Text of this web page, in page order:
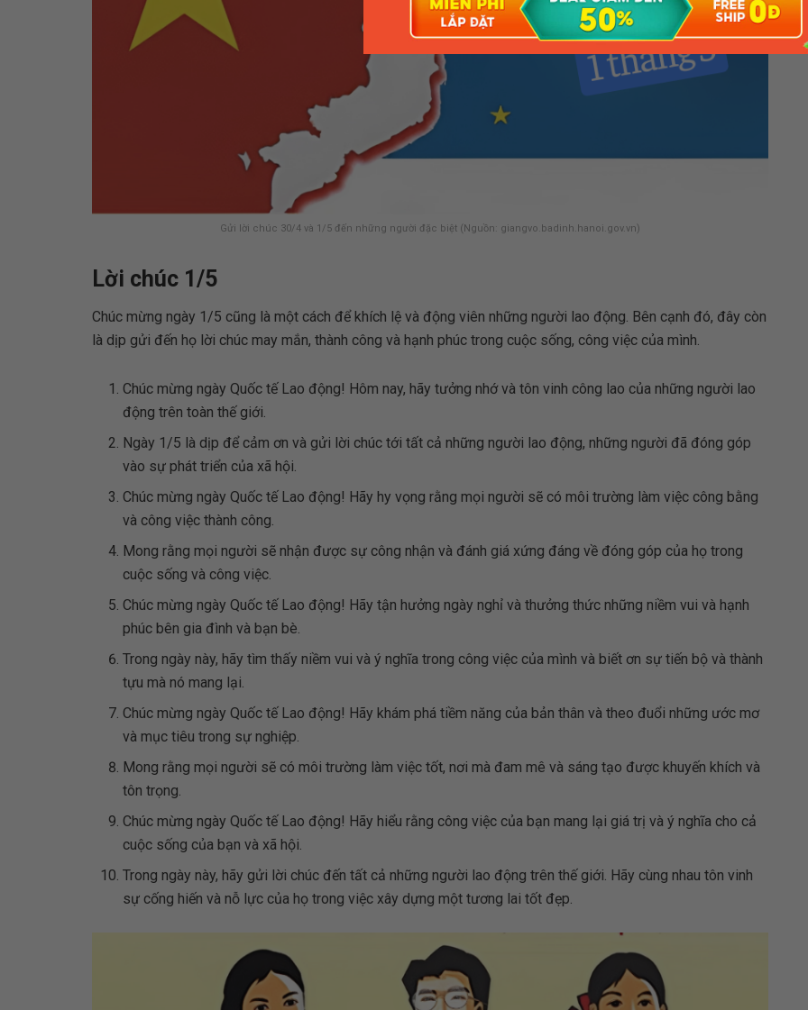
Gửi lời chúc 30/4 và 1/5 đến những người đặc biệt (Nguồn: giangvo.badinh.hanoi.gov.vn)
Lời chúc 1/5
Chúc mừng ngày 1/5 cũng là một cách để khích lệ và động viên những người lao động. Bên cạnh đó, đây còn
là dịp gửi đến họ lời chúc may mắn, thành công và hạnh phúc trong cuộc sống, công việc của mình.
Chúc mừng ngày Quốc tế Lao động! Hôm nay, hãy tưởng nhớ và tôn vinh công lao của những người lao
động trên toàn thế giới.
Ngày 1/5 là dịp để cảm ơn và gửi lời chúc tới tất cả những người lao động, những người đã đóng góp
vào sự phát triển của xã hội.
Chúc mừng ngày Quốc tế Lao động! Hãy hy vọng rằng mọi người sẽ có môi trường làm việc công bằng
và công việc thành công.
Mong rằng mọi người sẽ nhận được sự công nhận và đánh giá xứng đáng về đóng góp của họ trong
cuộc sống và công việc.
Chúc mừng ngày Quốc tế Lao động! Hãy tận hưởng ngày nghỉ và thưởng thức những niềm vui và hạnh
phúc bên gia đình và bạn bè.
Trong ngày này, hãy tìm thấy niềm vui và ý nghĩa trong công việc của mình và biết ơn sự tiến bộ và thành
tựu mà nó mang lại.
Chúc mừng ngày Quốc tế Lao động! Hãy khám phá tiềm năng của bản thân và theo đuổi những ước mơ
và mục tiêu trong sự nghiệp.
Mong rằng mọi người sẽ có môi trường làm việc tốt, nơi mà đam mê và sáng tạo được khuyến khích và
tôn trọng.
Chúc mừng ngày Quốc tế Lao động! Hãy hiểu rằng công việc của bạn mang lại giá trị và ý nghĩa cho cả
cuộc sống của bạn và xã hội.
Trong ngày này, hãy gửi lời chúc đến tất cả những người lao động trên thế giới. Hãy cùng nhau tôn vinh
sự cống hiến và nỗ lực của họ trong việc xây dựng một tương lai tốt đẹp.